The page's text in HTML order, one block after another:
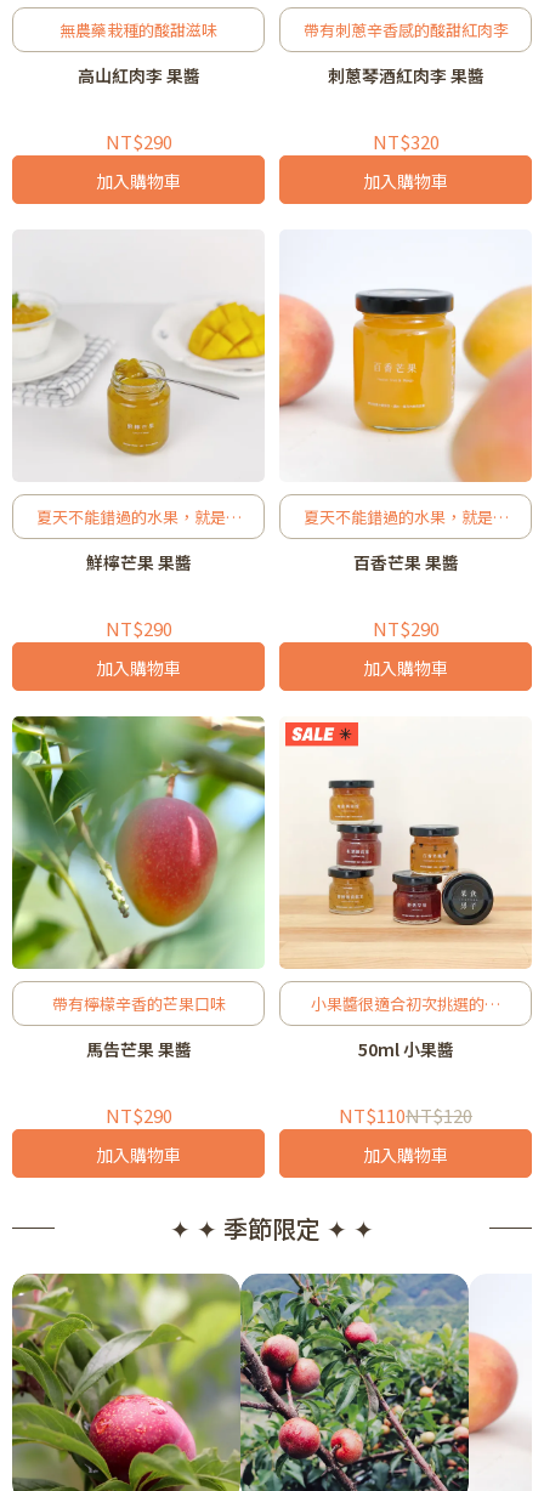
無農藥栽種的酸甜滋味
高山紅肉李 果醬
NT$290
加入購物車
帶有刺蔥辛香感的酸甜紅肉李
刺蔥琴酒紅肉李 果醬
NT$320
加入購物車
夏天不能錯過的水果，就是芒
果了！
鮮檸芒果 果醬
NT$290
加入購物車
夏天不能錯過的水果，就是芒
果了！
百香芒果 果醬
NT$290
加入購物車
帶有檸檬辛香的芒果口味
馬告芒果 果醬
NT$290
加入購物車
小果醬很適合初次挑選的口
味，先試試看小罐的，喜歡再
購買大罐的！
50ml 小果醬
NT$110NT$120
加入購物車
✦ ✦ 季節限定 ✦ ✦